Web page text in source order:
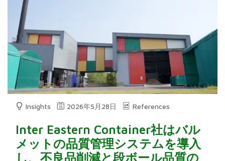
Insights 2026年5月28日 References
Inter Eastern Container社はバル
メットの品質管理システムを導入
し、不良品削減と段ボール品質の